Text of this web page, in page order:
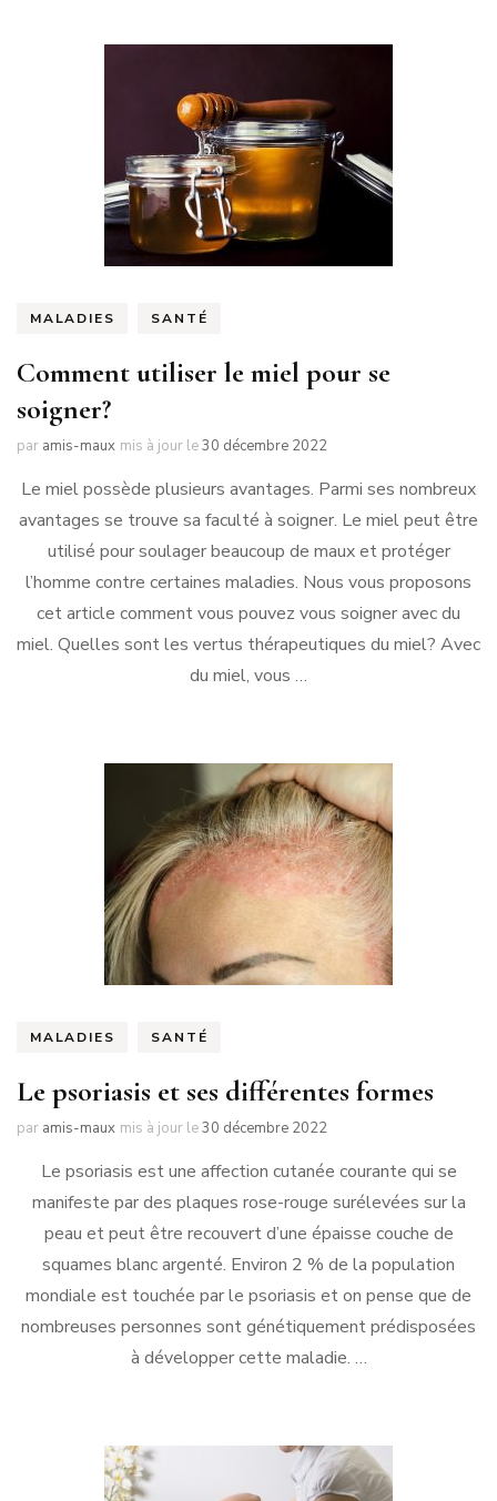
MALADIES SANTÉ
Comment utiliser le miel pour se
soigner?
par amis-maux mis à jour le30 décembre 2022
Le miel possède plusieurs avantages. Parmi ses nombreux
avantages se trouve sa faculté à soigner. Le miel peut être
utilisé pour soulager beaucoup de maux et protéger
l’homme contre certaines maladies. Nous vous proposons
cet article comment vous pouvez vous soigner avec du
miel. Quelles sont les vertus thérapeutiques du miel? Avec
du miel, vous …
MALADIES SANTÉ
Le psoriasis et ses différentes formes
par amis-maux mis à jour le30 décembre 2022
Le psoriasis est une affection cutanée courante qui se
manifeste par des plaques rose-rouge surélevées sur la
peau et peut être recouvert d’une épaisse couche de
squames blanc argenté. Environ 2 % de la population
mondiale est touchée par le psoriasis et on pense que de
nombreuses personnes sont génétiquement prédisposées
à développer cette maladie. …